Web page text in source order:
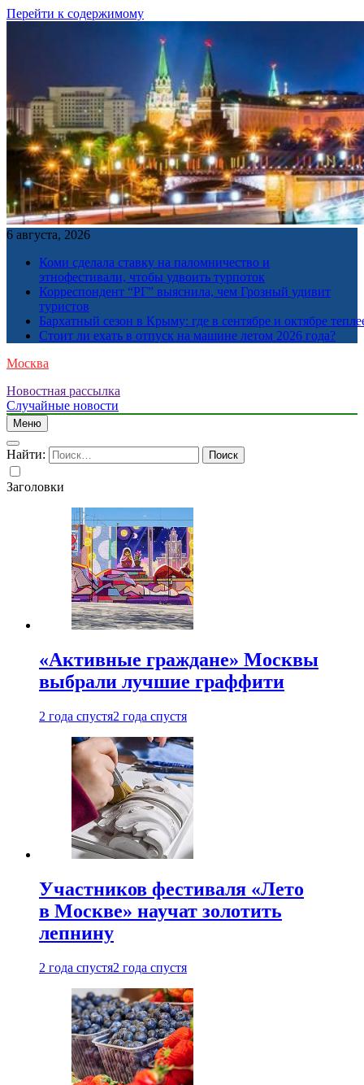
Перейти к содержимому
6 августа, 2026
Коми сделала ставку на паломничество и
этнофестивали, чтобы удвоить турпоток
Корреспондент “РГ” выяснила, чем Грозный удивит
туристов
Бархатный сезон в Крыму: где в сентябре и октябре
Стоит ли ехать в отпуск на машине летом 2026 года?
Москва
Новостная рассылка
Случайные новости
Меню
Найти:
Заголовки
«Активные граждане» Москвы
выбрали лучшие граффити
2 года спустя2 года спустя
Участников фестиваля «Лето
в Москве» научат золотить
лепнину
2 года спустя2 года спустя